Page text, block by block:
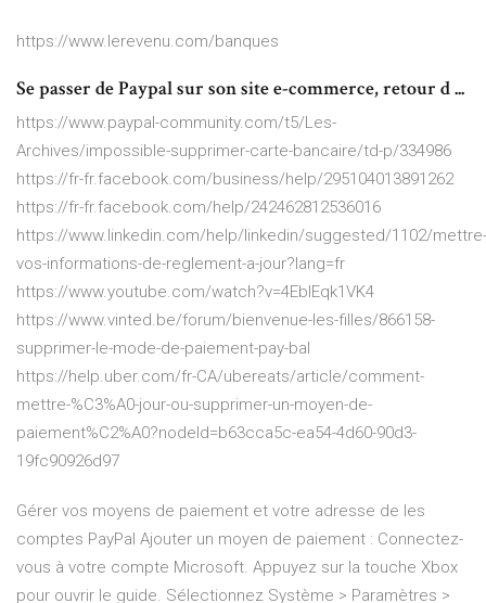
https://www.lerevenu.com/banques
Se passer de Paypal sur son site e-commerce, retour d ...
https://www.paypal-community.com/t5/Les-
Archives/impossible-supprimer-carte-bancaire/td-p/334986
https://fr-fr.facebook.com/business/help/295104013891262
https://fr-fr.facebook.com/help/242462812536016
https://www.linkedin.com/help/linkedin/suggested/1102/mettre-
vos-informations-de-reglement-a-jour?lang=fr
https://www.youtube.com/watch?v=4EbIEqk1VK4
https://www.vinted.be/forum/bienvenue-les-filles/866158-
supprimer-le-mode-de-paiement-pay-bal
https://help.uber.com/fr-CA/ubereats/article/comment-
mettre-%C3%A0-jour-ou-supprimer-un-moyen-de-
paiement%C2%A0?nodeId=b63cca5c-ea54-4d60-90d3-
19fc90926d97
Gérer vos moyens de paiement et votre adresse de les
comptes PayPal Ajouter un moyen de paiement : Connectez-
vous à votre compte Microsoft. Appuyez sur la touche Xbox
pour ouvrir le guide. Sélectionnez Système > Paramètres >